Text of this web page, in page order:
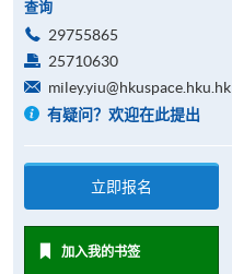
查询
29755865
25710630
miley.yiu@hkuspace.hku.hk
有疑问？欢迎在此提出
立即报名
加入我的书签